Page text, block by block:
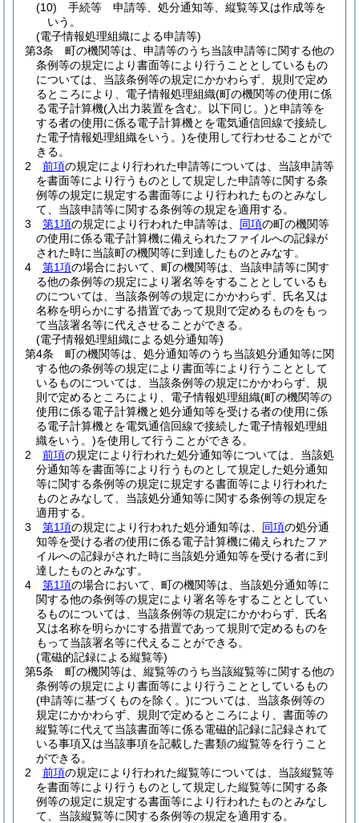
(10)
手続等 申請等、処分通知等、縦覧等又は作成等を
いう。
(電子情報処理組織による申請等)
第3条
町の機関等は、申請等のうち当該申請等に関する他の
条例等の規定により書面等により行うこととしているもの
については、当該条例等の規定にかかわらず、規則で定め
るところにより、電子情報処理組織(町の機関等の使用に係
る電子計算機(入出力装置を含む。以下同じ。)と申請等を
する者の使用に係る電子計算機とを電気通信回線で接続し
た電子情報処理組織をいう。)を使用して行わせることがで
きる。
2
前項の規定により行われた申請等については、当該申請等
を書面等により行うものとして規定した申請等に関する条
例等の規定に規定する書面等により行われたものとみなし
て、当該申請等に関する条例等の規定を適用する。
3
第1項の規定により行われた申請等は、 同項の町の機関等
の使用に係る電子計算機に備えられたファイルへの記録が
された時に当該町の機関等に到達したものとみなす。
4
第1項の場合において、町の機関等は、当該申請等に関す
る他の条例等の規定により署名等をすることとしているも
のについては、当該条例等の規定にかかわらず、氏名又は
名称を明らかにする措置であって規則で定めるものをもっ
て当該署名等に代えさせることができる。
(電子情報処理組織による処分通知等)
第4条
町の機関等は、処分通知等のうち当該処分通知等に関
する他の条例等の規定により書面等により行うこととして
いるものについては、当該条例等の規定にかかわらず、規
則で定めるところにより、電子情報処理組織(町の機関等の
使用に係る電子計算機と処分通知等を受ける者の使用に係
る電子計算機とを電気通信回線で接続した電子情報処理組
織をいう。)を使用して行うことができる。
2
前項の規定により行われた処分通知等については、当該処
分通知等を書面等により行うものとして規定した処分通知
等に関する条例等の規定に規定する書面等により行われた
ものとみなして、当該処分通知等に関する条例等の規定を
適用する。
3
第1項の規定により行われた処分通知等は、 同項の処分通
知等を受ける者の使用に係る電子計算機に備えられたファ
イルへの記録がされた時に当該処分通知等を受ける者に到
達したものとみなす。
4
第1項の場合において、町の機関等は、当該処分通知等に
関する他の条例等の規定により署名等をすることとしてい
るものについては、当該条例等の規定にかかわらず、氏名
又は名称を明らかにする措置であって規則で定めるものを
もって当該署名等に代えることができる。
(電磁的記録による縦覧等)
第5条
町の機関等は、縦覧等のうち当該縦覧等に関する他の
条例等の規定により書面等により行うこととしているもの
(申請等に基づくものを除く。)については、当該条例等の
規定にかかわらず、規則で定めるところにより、書面等の
縦覧等に代えて当該書面等に係る電磁的記録に記録されて
いる事項又は当該事項を記載した書類の縦覧等を行うこと
ができる。
2
前項の規定により行われた縦覧等については、当該縦覧等
を書面等により行うものとして規定した縦覧等に関する条
例等の規定に規定する書面等により行われたものとみなし
て、当該縦覧等に関する条例等の規定を適用する。